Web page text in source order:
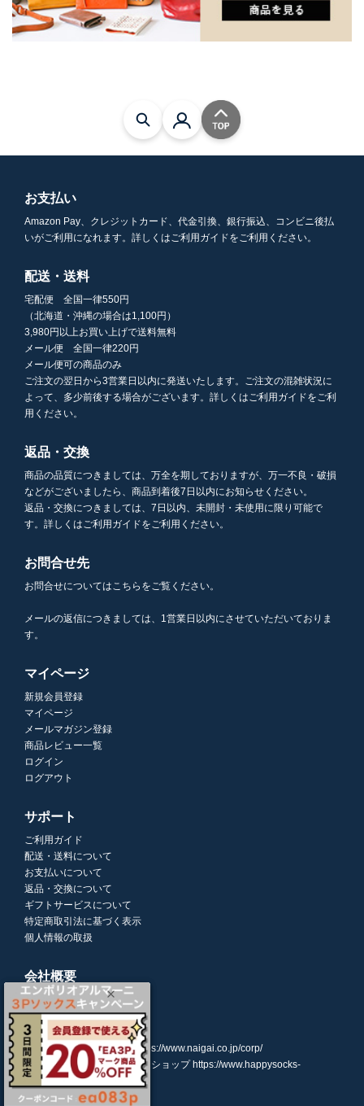
お支払い
Amazon Pay、クレジットカード、代金引換、銀行振込、コンビニ後払
いがご利用になれます。詳しくはご利用ガイドをご利用ください。
配送・送料
宅配便 全国一律550円
（北海道・沖縄の場合は1,100円）
3,980円以上お買い上げで送料無料
メール便 全国一律220円
メール便可の商品のみ
ご注文の翌日から3営業日以内に発送いたします。ご注文の混雑状況に
よって、多少前後する場合がございます。詳しくはご利用ガイドをご利
用ください。
返品・交換
商品の品質につきましては、万全を期しておりますが、万一不良・破損
などがございましたら、商品到着後7日以内にお知らせください。
返品・交換につきましては、7日以内、未開封・未使用に限り可能で
す。詳しくはご利用ガイドをご利用ください。
お問合せ先
お問合せについてはこちらをご覧ください。
メールの返信につきましては、1営業日以内にさせていただいておりま
す。
マイページ
新規会員登録
マイページ
メールマガジン登録
商品レビュー一覧
ログイン
ログアウト
サポート
ご利用ガイド
配送・送料について
お支払いについて
返品・交換について
ギフトサービスについて
特定商取引法に基づく表示
個人情報の取扱
会社概要
株式会社ナイガイ
(東証スタンダード市場上場)
107-0052
東京都港区赤坂7丁目8-5 https://www.naigai.co.jp/corp/
ハッピーソックスオンラインショップhttps://www.happysocks-
japan.com/